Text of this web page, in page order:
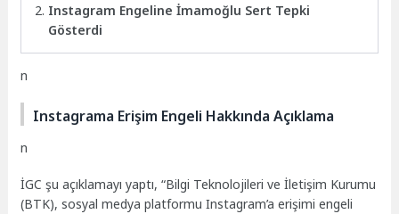
Instagram Engeline İmamoğlu Sert Tepki
Gösterdi
n
Instagrama Erişim Engeli Hakkında Açıklama
n
İGC şu açıklamayı yaptı, “Bilgi Teknolojileri ve İletişim Kurumu
(BTK), sosyal medya platformu Instagram’a erişimi engeli